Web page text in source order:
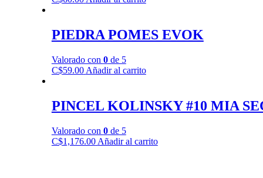
PIEDRA POMES EVOK
Valorado con 0de 5
C$59.00 Añadir al carrito
PINCEL KOLINSKY #10 MIA
Valorado con 0de 5
C$1,176.00 Añadir al carrito